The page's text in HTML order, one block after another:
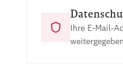
Ihre E-Mail-
weitergegeben